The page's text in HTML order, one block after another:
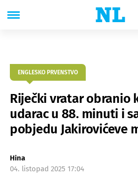
ENGLESKO PRVENSTVO
Riječki vratar obranio
udarac u 88. minuti i
pobjedu Jakirovićeve
Hina
04. listopad 2025 17:04